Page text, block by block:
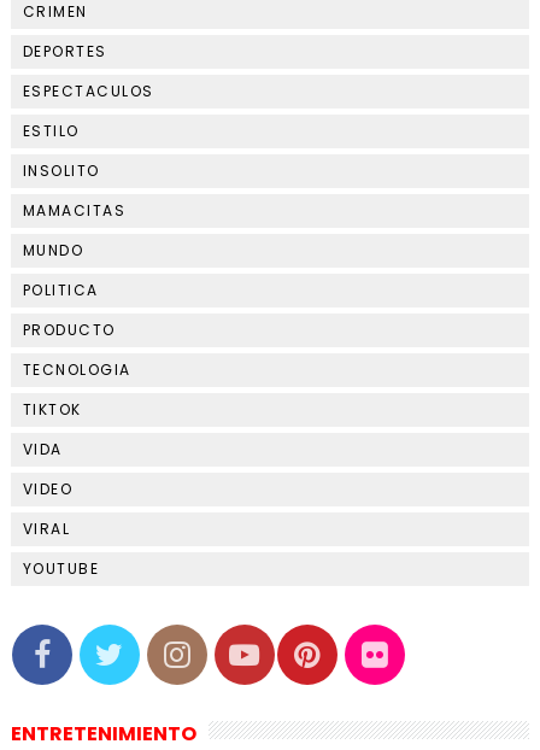
CRIMEN
DEPORTES
ESPECTACULOS
ESTILO
INSOLITO
MAMACITAS
MUNDO
POLITICA
PRODUCTO
TECNOLOGIA
TIKTOK
VIDA
VIDEO
VIRAL
YOUTUBE
ENTRETENIMIENTO